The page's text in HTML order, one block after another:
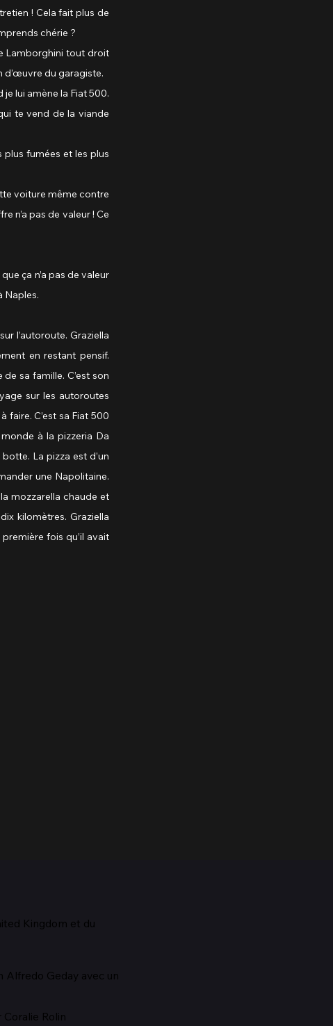
! Cela fait plus de
chérie ?
Lamborghini tout droit
d’œuvre du garagiste.
lui amène la Fiat 500.
te vend de la viande
fumées et les plus
voiture même contre
n’a pas de valeur ! Ce
ça n’a pas de valeur
Naples.
l’autoroute. Graziella
en restant pensif.
sa famille. C’est son
sur les autoroutes
faire. C’est sa Fiat 500
à la pizzeria Da
La pizza est d’un
une Napolitaine.
mozzarella chaude et
kilomètres. Graziella
fois qu’il avait
Le maestro, 1928
Kingdom et du
Geday avec un
Rolin